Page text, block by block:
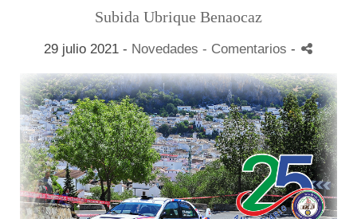
Subida Ubrique Benaocaz
29 julio 2021 - Novedades - Comentarios -